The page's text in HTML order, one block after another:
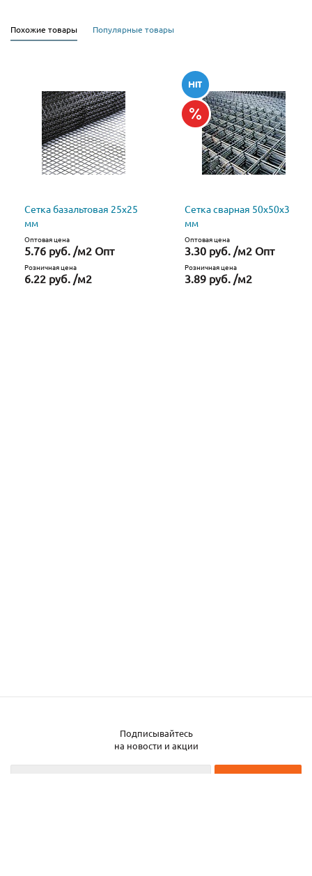
Похожие товары Популярные товары
Сетка базальтовая 25х25
мм
Оптовая цена
5.76 руб. /м2 Опт
Розничная цена
6.22 руб. /м2
Сетка сварная 50х50х3
мм
Оптовая цена
3.30 руб. /м2 Опт
Розничная цена
3.89 руб. /м2
Подписывайтесь
на новости и акции